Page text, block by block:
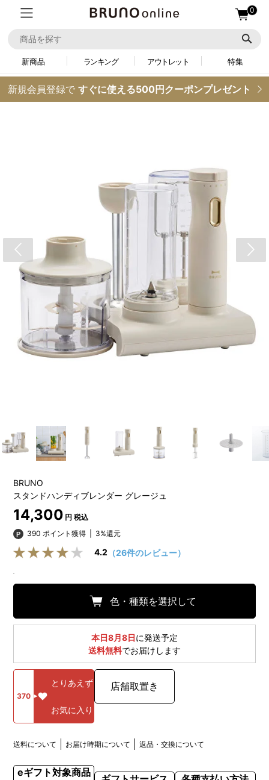
0
新商品 ランキング アウトレット 特集
新規会員登録で すぐに使える500円クーポンプレゼント
BRUNO
スタンドハンディブレンダー グレージュ
14,300 円 税込
390 ポイント獲得
3%還元
4.2 （26件のレビュー）
色・種類を選択して
本日8月8日に発送予定
送料無料でお届けします
370
とりあえず
お気に入り
店舗取置き
送料について お届け時期について 返品・交換について
eギフト対象商品